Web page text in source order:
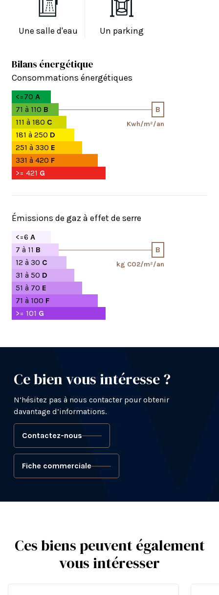
Une salle d'eau Un parking
Bilans énergétique
Consommations énergétiques
<=70 A
71 à 110 B B
Kwh/m²/an
111 à 180 C
181 à 250 D
251 à 330 E
331 à 420 F
>= 421 G
Émissions de gaz à effet de serre
<=6 A
7 à 11 B B
kg CO2/m²/an
12 à 30 C
31 à 50 D
51 à 70 E
71 à 100 F
>= 101 G
Ce bien vous intéresse ?
N’hésitez pas à nous contacter pour obtenir
davantage d’informations.
Contactez-nous
Fiche commerciale
Ces biens peuvent également
vous intéresser